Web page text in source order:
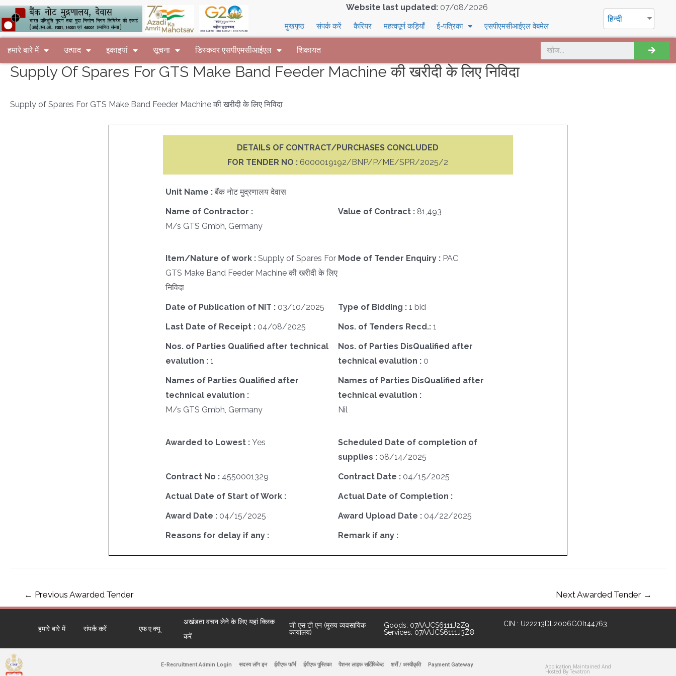
Website last updated: 07/08/2026
मुखपृष्ठ संपर्क करें कैरियर महत्वपूर्ण कड़ियाँ ई-पत्रिका एसपीएमसीआईएल वेबमेल
हिन्दी
हमारे बारे में उत्पाद इकाइयां सूचना डिस्कवर एसपीएमसीआईएल शिकायत
Supply Of Spares For GTS Make Band Feeder Machine की खरीदी के लिए निविदा
Supply of Spares For GTS Make Band Feeder Machine की खरीदी के लिए निविदा
DETAILS OF CONTRACT/PURCHASES CONCLUDED
FOR TENDER NO : 6000019192/BNP/P/ME/SPR/2025/2
Unit Name : बैंक नोट मुद्रणालय देवास
Name of Contractor :
M/s GTS Gmbh, Germany
Value of Contract : 81,493
Item/Nature of work : Supply of Spares For
GTS Make Band Feeder Machine की खरीदी के लिए
निविदा
Mode of Tender Enquiry : PAC
Date of Publication of NIT : 03/10/2025 Type of Bidding : 1 bid
Last Date of Receipt : 04/08/2025 Nos. of Tenders Recd.: 1
Nos. of Parties Qualified after technical
evalution : 1
Nos. of Parties DisQualified after
technical evalution : 0
Names of Parties Qualified after
technical evalution :
M/s GTS Gmbh, Germany
Names of Parties DisQualified after
technical evalution :
Nil
Awarded to Lowest : Yes
Scheduled Date of completion of
supplies : 08/14/2025
Contract No : 4550001329 Contract Date : 04/15/2025
Actual Date of Start of Work : Actual Date of Completion :
Award Date : 04/15/2025 Award Upload Date : 04/22/2025
Reasons for delay if any : Remark if any :
← Previous Awarded Tender Next Awarded Tender →
हमारे बारे में संपर्क करें एफ.ए.क्यू
अखंडता वचन लेने के लिए यहां क्लिक
करें
जी एस टी एन (मुख्य व्यवसायिक
कार्यालय)
Goods: 07AAJCS6111J2Z9
Services: 07AAJCS6111J3Z8
CIN : U22213DL2006GOI144763
E-Recruitment Admin Login सदस्य लॉग इन ईपीएफ फॉर्म ईपीएफ पुस्तिका पेंशनर लाइफ सर्टिफिकेट शर्त्तें / अस्वीकृति Payment Gateway Application Maintained And
Hosted By Tevatron